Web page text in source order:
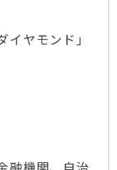
ヤモンド」